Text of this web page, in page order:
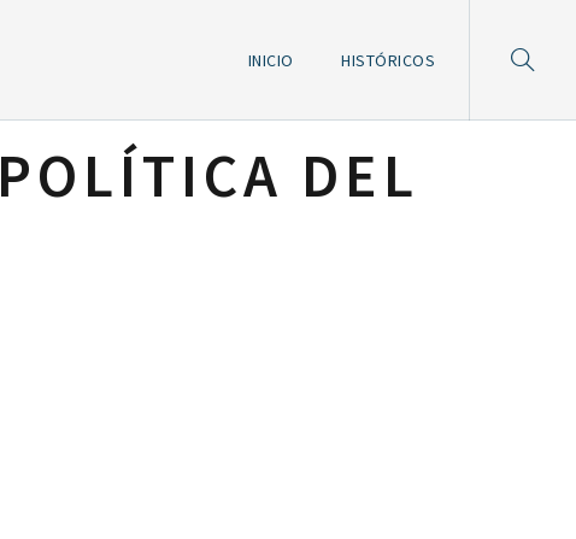
INICIO HISTÓRICOS
POLÍTICA DEL